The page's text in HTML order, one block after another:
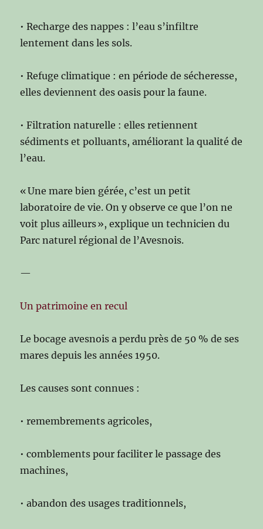
• Recharge des nappes : l’eau s’infiltre
lentement dans les sols.
• Refuge climatique : en période de sécheresse,
elles deviennent des oasis pour la faune.
• Filtration naturelle : elles retiennent
sédiments et polluants, améliorant la qualité de
l’eau.
« Une mare bien gérée, c’est un petit
laboratoire de vie. On y observe ce que l’on ne
voit plus ailleurs », explique un technicien du
Parc naturel régional de l’Avesnois.
—
Un patrimoine en recul
Le bocage avesnois a perdu près de 50 % de ses
mares depuis les années 1950.
Les causes sont connues :
• remembrements agricoles,
• comblements pour faciliter le passage des
machines,
• abandon des usages traditionnels,